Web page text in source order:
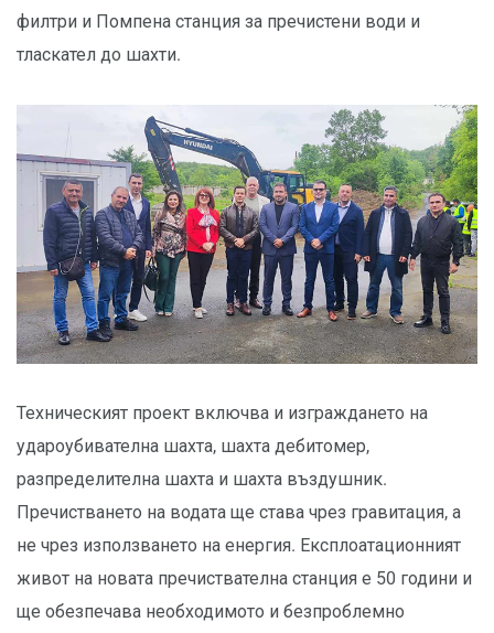
филтри и Помпена станция за пречистени води и
тласкател до шахти.
Техническият проект включва и изграждането на
удароубивателна шахта, шахта дебитомер,
разпределителна шахта и шахта въздушник.
Пречистването на водата ще става чрез гравитация, а
не чрез използването на енергия. Експлоатационният
живот на новата пречиствателна станция е 50 години и
ще обезпечава необходимото и безпроблемно